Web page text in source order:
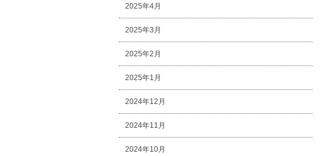
2025年4月
2025年3月
2025年2月
2025年1月
2024年12月
2024年11月
2024年10月